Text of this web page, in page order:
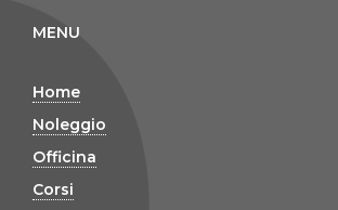
MENU
Home
Noleggio
Officina
Corsi